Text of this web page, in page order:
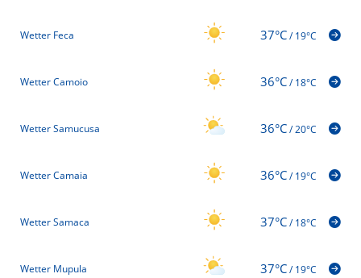
Wetter Feca 37°C/19°C
Wetter Camoio 36°C/18°C
Wetter Samucusa 36°C/20°C
Wetter Camaia 36°C/19°C
Wetter Samaca 37°C/18°C
Wetter Mupula 37°C/19°C